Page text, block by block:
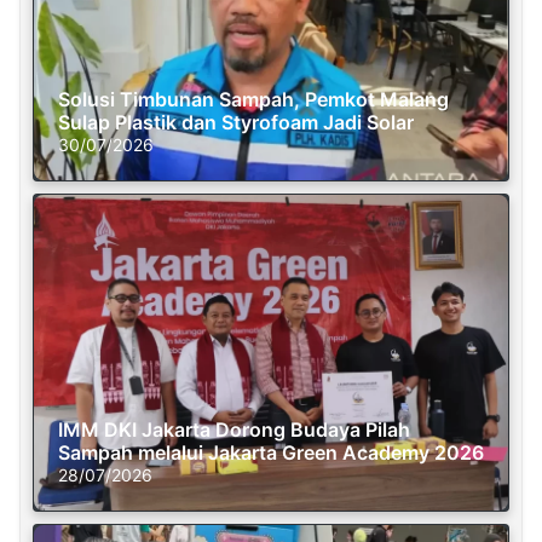
Solusi Timbunan Sampah, Pemkot Malang
Sulap Plastik dan Styrofoam Jadi Solar
30/07/2026
IMM DKI Jakarta Dorong Budaya Pilah
Sampah melalui Jakarta Green Academy 2026
28/07/2026